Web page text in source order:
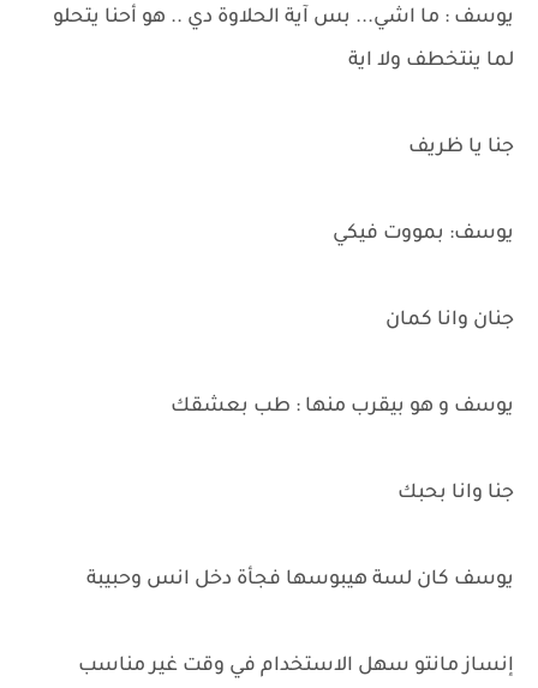
يوسف : ما اشي... بس آية الحلاوة دي .. هو أحنا يتحلو
لما ينتخطف ولا اية
جنا يا ظريف
يوسف: بمووت فيكي
جنان وانا كمان
يوسف و هو بيقرب منها : طب بعشقك
جنا وانا بحبك
يوسف كان لسة هيبوسها فجأة دخل انس وحبيبة
إنساز مانتو سهل الاستخدام في وقت غير مناسب